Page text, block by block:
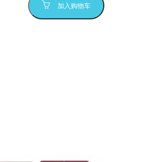
加入购物车